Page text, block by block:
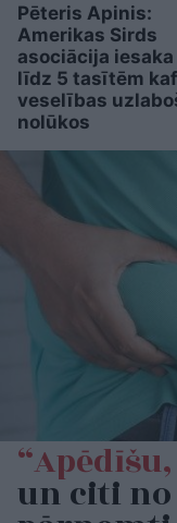
Pēteris Apinis:
Amerikas Sirds
asociācija
līdz 5 tasītēm
veselības
nolūkos
“Apēdīšu,
un citi